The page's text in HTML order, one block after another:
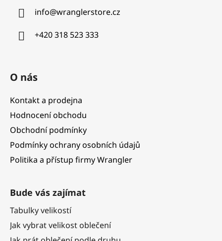
info@wranglerstore.cz
+420 318 523 333
O nás
Kontakt a prodejna
Hodnocení obchodu
Obchodní podmínky
Podmínky ochrany osobních údajů
Politika a přístup firmy Wrangler
Bude vás zajímat
Tabulky velikostí
Jak vybrat velikost oblečení